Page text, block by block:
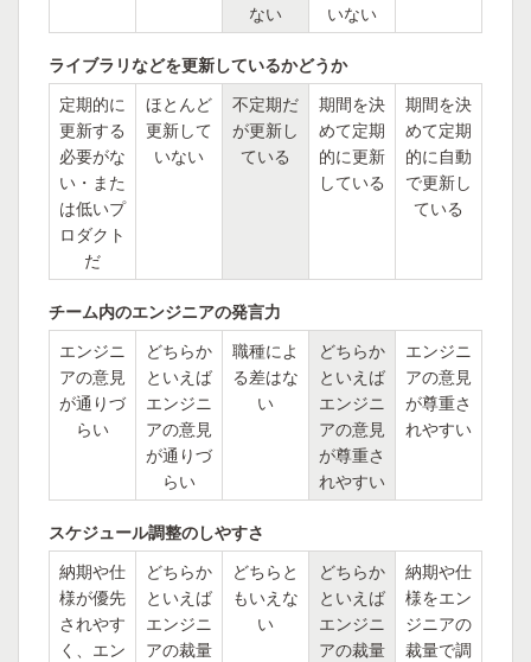
ない
いない
ライブラリなどを更新しているかどうか
定期的に
更新する
必要がな
い・また
は低いプ
ロダクト
だ
ほとんど
更新して
いない
不定期だ
が更新し
ている
期間を決
めて定期
的に更新
している
期間を決
めて定期
的に自動
で更新し
ている
チーム内のエンジニアの発言力
エンジニ
アの意見
が通りづ
らい
どちらか
といえば
エンジニ
アの意見
が通りづ
らい
職種によ
る差はな
い
どちらか
といえば
エンジニ
アの意見
が尊重さ
れやすい
エンジニ
アの意見
が尊重さ
れやすい
スケジュール調整のしやすさ
納期や仕
様が優先
されやす
く、エン
どちらか
といえば
エンジニ
アの裁量
どちらと
もいえな
い
どちらか
といえば
エンジニ
アの裁量
納期や仕
様をエン
ジニアの
裁量で調